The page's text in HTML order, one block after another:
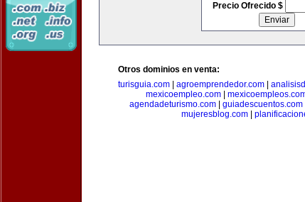
Precio Ofrecido $
Otros dominios en venta:
turisguia.com
agroemprendedor.com
mexicoempleo.com
agendadeturismo.com
guiadescuentos.com
mujeresblog.com|